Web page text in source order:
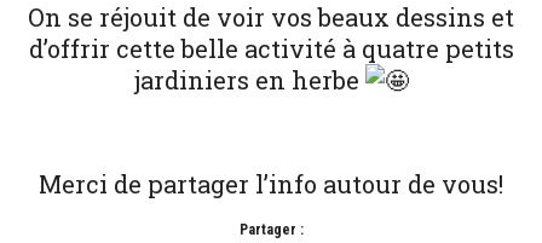
On se réjouit de voir vos beaux dessins et
d’offrir cette belle activité à quatre petits
jardiniers en herbe
Merci de partager l’info autour de vous!
Partager :